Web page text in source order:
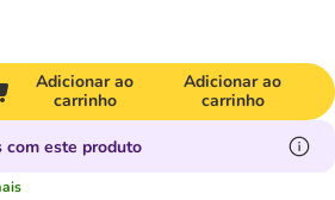
Adicionar ao
carrinho
Adicionar ao
carrinho
com este produto